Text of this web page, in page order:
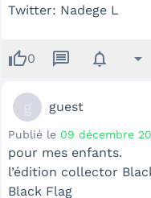
Twitter: Nadege L
thumb_up0 message notifications arrow_drop_down
guest
Publié le 09 décembre
pour mes enfants.
l’édition collector
Black Flag